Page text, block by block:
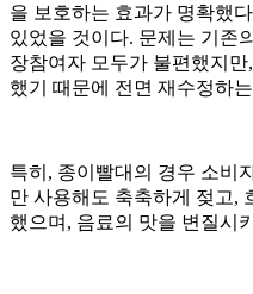
을 보호하는 효과가 명확했
있었을 것이다. 문제는 기존
장참여자 모두가 불편했지
했기 때문에 전면 재수정하
특히, 종이빨대의 경우 소비
만 사용해도 축축하게 젖고,
했으며, 음료의 맛을 변질시